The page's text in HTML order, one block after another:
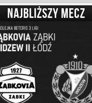
NAJBLIŻSZY MECZ